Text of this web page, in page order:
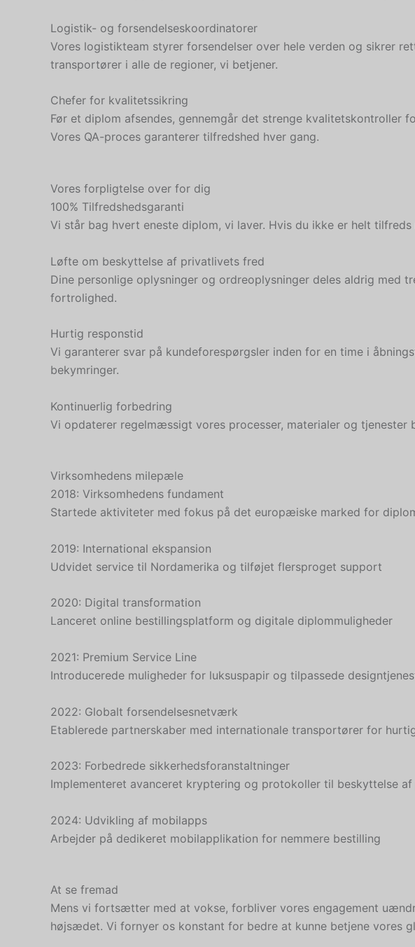
Logistik- og forsendelseskoordinatorer
Vores logistikteam styrer forsendelser over hele verden og sikrer
transportører i alle de regioner, vi betjener.
Chefer for kvalitetssikring
Før et diplom afsendes, gennemgår det strenge kvalitetskontroller
Vores QA-proces garanterer tilfredshed hver gang.
Vores forpligtelse over for dig
100% Tilfredshedsgaranti
Vi står bag hvert eneste diplom, vi laver. Hvis du ikke er helt
Løfte om beskyttelse af privatlivets fred
Dine personlige oplysninger og ordreoplysninger deles aldrig med
fortrolighed.
Hurtig responstid
Vi garanterer svar på kundeforespørgsler inden for en time i
bekymringer.
Kontinuerlig forbedring
Vi opdaterer regelmæssigt vores processer, materialer og
Virksomhedens milepæle
2018: Virksomhedens fundament
Startede aktiviteter med fokus på det europæiske marked for
2019: International ekspansion
Udvidet service til Nordamerika og tilføjet flersproget support
2020: Digital transformation
Lanceret online bestillingsplatform og digitale diplommuligheder
2021: Premium Service Line
Introducerede muligheder for luksuspapir og tilpassede
2022: Globalt forsendelsesnetværk
Etablerede partnerskaber med internationale transportører for
2023: Forbedrede sikkerhedsforanstaltninger
Implementeret avanceret kryptering og protokoller til beskyttelse
2024: Udvikling af mobilapps
Arbejder på dedikeret mobilapplikation for nemmere bestilling
At se fremad
Mens vi fortsætter med at vokse, forbliver vores engagement
højsædet. Vi fornyer os konstant for bedre at kunne betjene vores